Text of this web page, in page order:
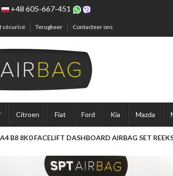
+48 605-667-451
sécurisé Terugkeer Contacteer ons
Citroen Fiat Ford Kia Mazda
A4 B8 8K0 FACELIFT DASHBOARD AIRBAG SET